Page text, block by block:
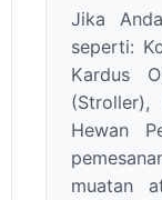
Jika
seperti:
Kardus
Hewan
muatan